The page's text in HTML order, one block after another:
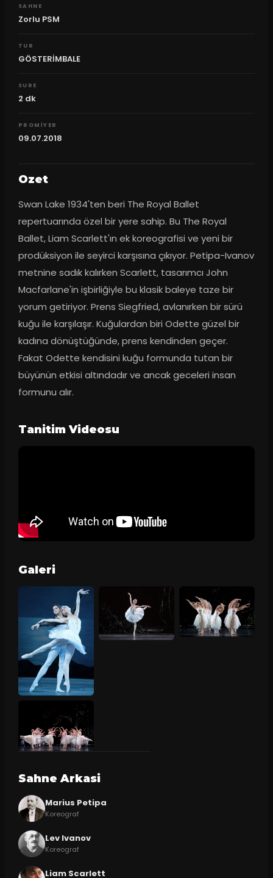
SAHNE
Zorlu PSM
TUR
GÖSTERİMBALE
SURE
2 dk
PROMIYER
09.07.2018
Ozet
Swan Lake 1934'ten beri The Royal Ballet
repertuarında özel bir yere sahip. Bu The Royal
Ballet, Liam Scarlett'ın ek koreografisi ve yeni bir
prodüksiyon ile seyirci karşısına çıkıyor. Petipa-Ivanov
metnine sadık kalırken Scarlett, tasarımcı John
Macfarlane'in işbirliğiyle bu klasik baleye taze bir
yorum getiriyor. Prens Siegfried, avlanırken bir sürü
kuğu ile karşılaşır. Kuğulardan biri Odette güzel bir
kadına dönüştüğünde, prens kendinden geçer.
Fakat Odette kendisini kuğu formunda tutan bir
büyünün etkisi altındadır ve ancak geceleri insan
formunu alır.
Tanitim Videosu
Galeri
Sahne Arkasi
Marius Petipa
Koreograf
Lev Ivanov
Koreograf
Liam Scarlett